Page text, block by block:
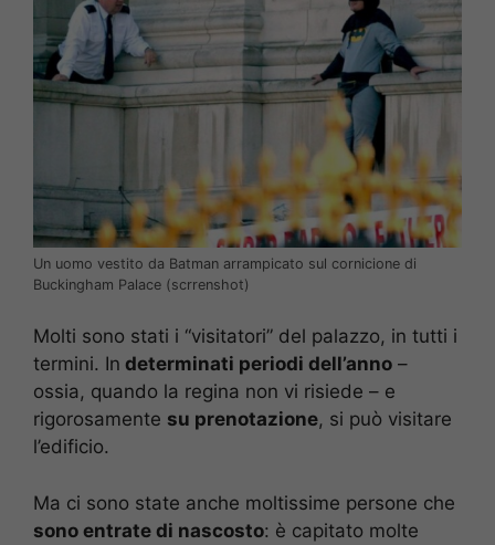
Un uomo vestito da Batman arrampicato sul cornicione di
Buckingham Palace (scrrenshot)
Molti sono stati i “visitatori” del palazzo, in tutti i
termini. In determinati periodi dell’anno –
ossia, quando la regina non vi risiede – e
rigorosamente su prenotazione, si può visitare
l’edificio.
Ma ci sono state anche moltissime persone che
sono entrate di nascosto: è capitato molte